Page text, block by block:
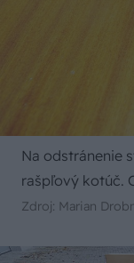
Na odstránenie
rašpľový kotúč.
Zdroj: Marian